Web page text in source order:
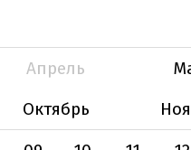
Апрель
Октябрь